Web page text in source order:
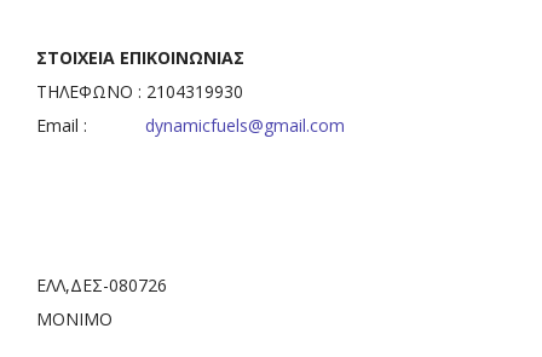
ΣΤΟΙΧΕΙΑ ΕΠΙΚΟΙΝΩΝΙΑΣ
ΤΗΛΕΦΩΝΟ : 2104319930
Email : dynamicfuels@gmail.com
ΕΛΛ,ΔΕΣ-080726
ΜΟΝΙΜΟ